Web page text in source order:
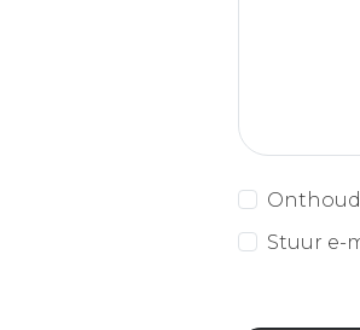
Stuur e-